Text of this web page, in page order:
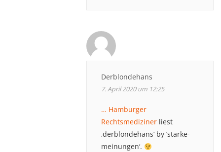
Derblondehans
7. April 2020 um 12:25
… Hamburger
Rechtsmediziner liest
‚derblondehans‘ by ’starke-
meinungen‘.